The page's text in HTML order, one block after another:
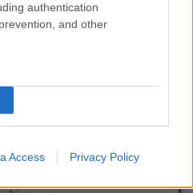
authentication
and other
Access Privacy Policy
άμεσα με δική σας ευθύνη. Το
σχόλια θα